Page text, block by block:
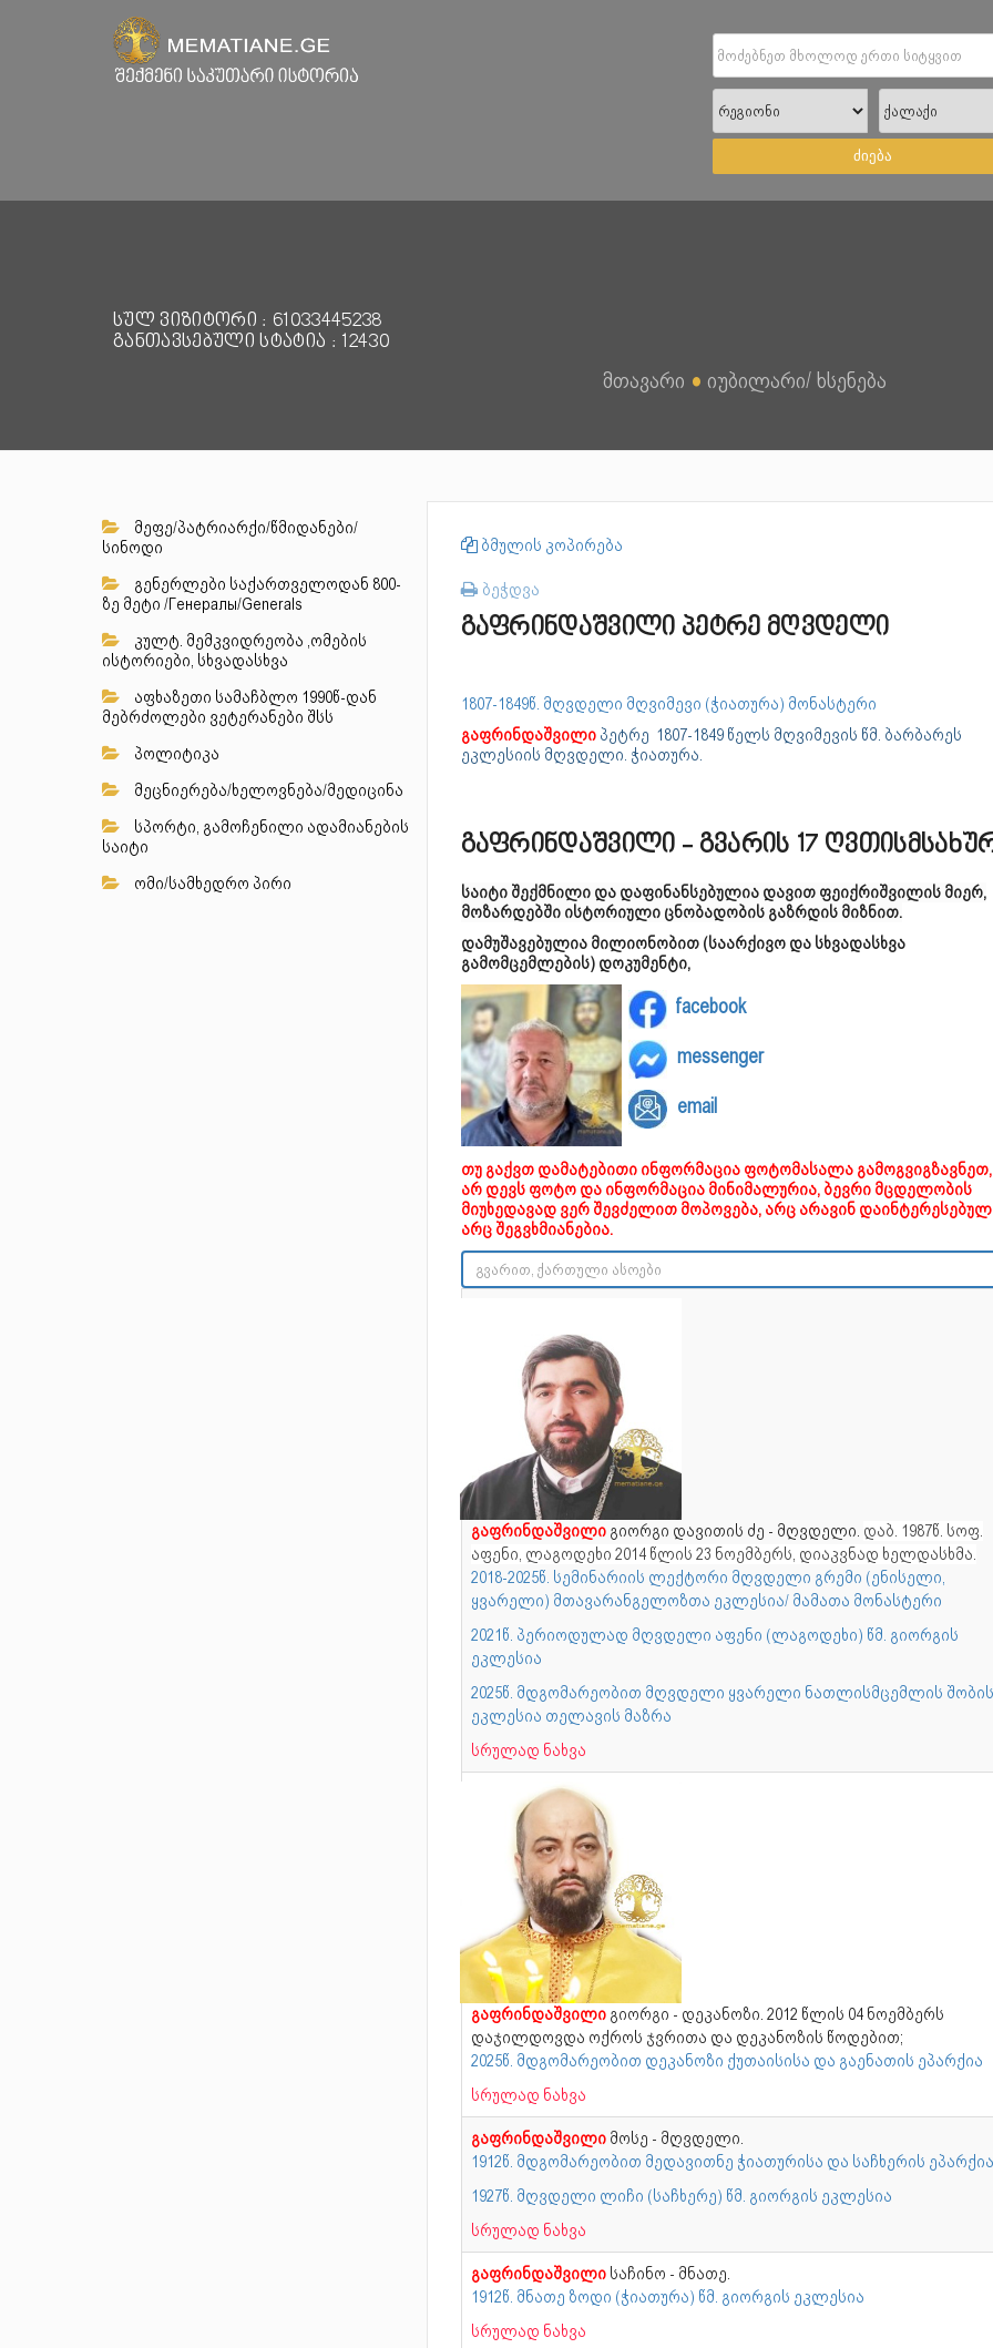
ძიება
სულ ვიზიტორი : 61033445238
განთავსებული სტატია : 12430
მთავარი ● იუბილარი/ ხსენება
მეფე/პატრიარქი/წმიდანები/
სინოდი
გენერლები საქართველოდან 800-
ზე მეტი /Генералы/Generals
კულტ. მემკვიდრეობა ,ომების
ისტორიები, სხვადასხვა
აფხაზეთი სამაჩბლო 1990წ-დან
მებრძოლები ვეტერანები შსს
პოლიტიკა
მეცნიერება/ხელოვნება/მედიცინა
სპორტი, გამოჩენილი ადამიანების
საიტი
ომი/სამხედრო პირი
ბმულის კოპირება
ბეჭდვა
გაფრინდაშვილი პეტრე მღვდელი
1807-1849წ. მღვდელი მღვიმევი (ჭიათურა) მონასტერი
გაფრინდაშვილიპეტრე 1807-1849 წელს მღვიმევის წმ. ბარბარეს
ეკლესიის მღვდელი. ჭიათურა.
გაფრინდაშვილი - გვარის 17
საიტი შექმნილი და დაფინანსებულია დავით ფეიქრიშვილის მიერ,
მოზარდებში ისტორიული ცნობადობის გაზრდის მიზნით.
დამუშავებულია მილიონობით (საარქივო და სხვადასხვა
გამომცემლების) დოკუმენტი,
facebook
messenger
email
თუ გაქვთ დამატებითი ინფორმაცია ფოტომასალა
არ დევს ფოტო და ინფორმაცია მინიმალურია, ბევრი მცდელობის
მიუხედავად ვერ შევძელით მოპოვება, არც არავინ
არც შეგვხმიანებია.
გაფრინდაშვილი გიორგი დავითის ძე - მღვდელი. დაბ. 1987წ. სოფ.
აფენი, ლაგოდეხი 2014 წლის 23 ნოემბერს, დიაკვნად ხელდასხმა.
2018-2025წ. სემინარიის ლექტორი მღვდელი გრემი (ენისელი,
ყვარელი) მთავარანგელოზთა ეკლესია/ მამათა მონასტერი
2021წ. პერიოდულად მღვდელი აფენი (ლაგოდეხი) წმ. გიორგის
ეკლესია
2025წ. მდგომარეობით მღვდელი ყვარელი ნათლისმცემლის შობის
ეკლესია თელავის მაზრა
სრულად ნახვა
გაფრინდაშვილი გიორგი - დეკანოზი. 2012 წლის 04 ნოემბერს
დაჯილდოვდა ოქროს ჯვრითა და დეკანოზის წოდებით;
2025წ. მდგომარეობით დეკანოზი ქუთაისისა და გაენათის ეპარქია
სრულად ნახვა
გაფრინდაშვილი მოსე - მღვდელი.
1912წ. მდგომარეობით მედავითნე ჭიათურისა და საჩხერის ეპარქია
1927წ. მღვდელი ლიჩი (საჩხერე) წმ. გიორგის ეკლესია
სრულად ნახვა
გაფრინდაშვილი საჩინო - მნათე.
1912წ. მნათე ზოდი (ჭიათურა) წმ. გიორგის ეკლესია
სრულად ნახვა